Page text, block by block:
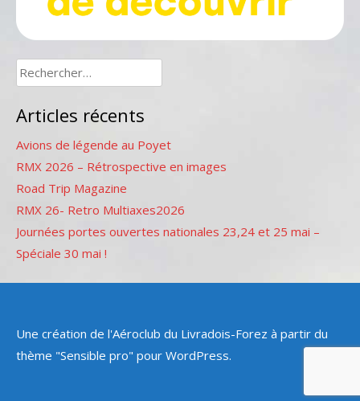
Rechercher :
Articles récents
Avions de légende au Poyet
RMX 2026 – Rétrospective en images
Road Trip Magazine
RMX 26- Retro Multiaxes2026
Journées portes ouvertes nationales 23,24 et 25 mai –
Spéciale 30 mai !
Une création de l'Aéroclub du Livradois-Forez à partir du
thème "Sensible pro" pour WordPress.